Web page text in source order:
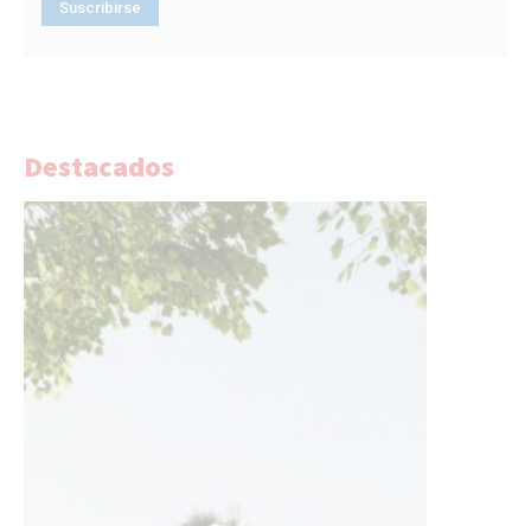
Destacados